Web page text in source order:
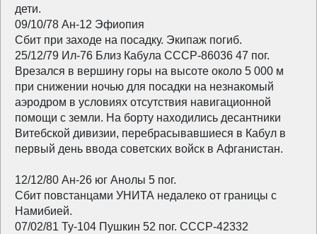
дети.
09/10/78 Ан-12 Эфиопия
Сбит при заходе на посадку. Экипаж погиб.
25/12/79 Ил-76 Близ Кабула СССР-86036 47 пог.
Врезался в вершину горы на высоте около 5 000 м
при снижении ночью для посадки на незнакомый
аэродром в условиях отсутствия навигационной
помощи с земли. На борту находились десантники
Витебской дивизии, перебрасывавшиеся в Кабул в
первый день ввода советских войск в Афганистан.
12/12/80 Ан-26 юг Анолы 5 пог.
Сбит повстанцами УНИТА недалеко от границы с
Намибией.
07/02/81 Ту-104 Пушкин 52 пог. СССР-42332